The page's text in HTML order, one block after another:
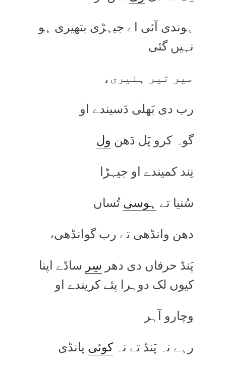
ہوندی آئی اے جیہڑی بتھیری ہو
نہیں گئی
میر تیر ہنیری،
رب دی بَھلی دَسیندے او
گوہ کرو پَل دَھن ول
نِند کمیندے او جیہڑا
سُنیا تے ہوسیتُساں
دھن وانڈھی تے رب گوانڈھی،
پَنڈ حرفاں دی دھر سِر ساڈے اپنا
کیوں لک دوہرا پئے کریندے او
وچارو آہر
رہے نہ پَنڈ تے نہکوئی پانڈی